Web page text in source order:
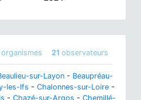
organismes 21 observateurs
sur-Layon - Beaupréau-
les-Ifs - Chalonnes-sur-Loire -
- Chazé-sur-Argos - Chemillé-